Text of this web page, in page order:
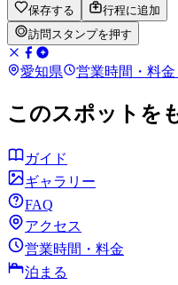
保存する
行程に追加
訪問スタンプを押す
愛知県 営業時間・料金
このスポットを
ガイド
ギャラリー
FAQ
アクセス
営業時間・料金
泊まる